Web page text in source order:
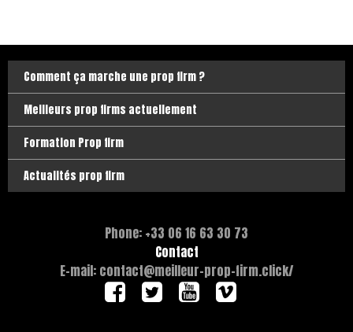
Comment ça marche une prop firm ?
Meilleurs prop firms actuellement
Formation Prop firm
Actualités prop firm
Phone: +33 06 16 63 30 73
Contact
E-mail: contact@meilleur-prop-firm.click/